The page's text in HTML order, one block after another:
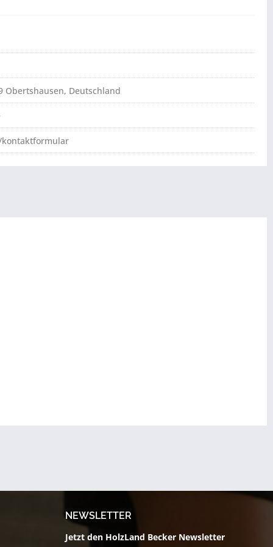
Obertshausen, Deutschland
NEWSLETTER
Jetzt den HolzLand Becker Newsletter